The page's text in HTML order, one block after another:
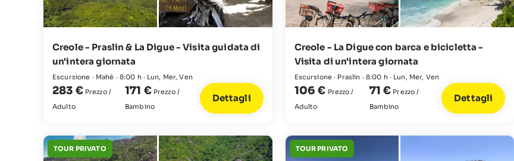
Creole - Praslin & La Digue - Visita guidata di
un'intera giornata
Escursione · Mahé · 8:00 h · Lun, Mer, Ven
283 € Prezzo /
Adulto
171 € Prezzo /
Bambino
Dettagli
Creole - La Digue con barca e bicicletta -
Visita di un'intera giornata
Escursione · Praslin · 8:00 h · Lun, Mer, Ven
106 € Prezzo /
Adulto
71 € Prezzo /
Bambino
Dettagli
TOUR PRIVATO TOUR PRIVATO